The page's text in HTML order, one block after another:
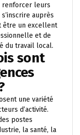
renforcer leurs
auprès
être un excellent
et de
du travail local.
sont
une variété
d’activité.
postes
la santé, la